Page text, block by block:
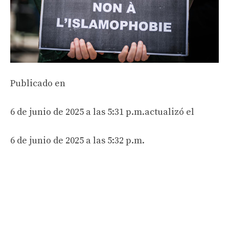
Publicado en
6 de junio de 2025 a las 5:31 p.m.actualizó el
6 de junio de 2025 a las 5:32 p.m.